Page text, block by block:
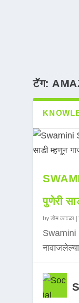
टॅग:
पुणेरी
byडोम कावळा |
Swamini